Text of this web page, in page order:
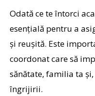
Odată ce te întorci
esențială pentru a
și reușită. Este
coordonat care să
sănătate, familia ta
îngrijirii.